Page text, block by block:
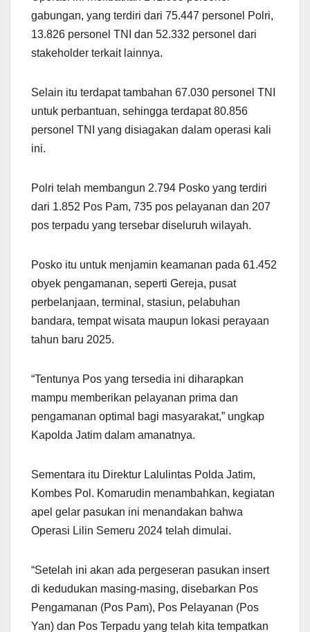
gabungan, yang terdiri dari 75.447 personel Polri,
13.826 personel TNI dan 52.332 personel dari
stakeholder terkait lainnya.
Selain itu terdapat tambahan 67.030 personel TNI
untuk perbantuan, sehingga terdapat 80.856
personel TNI yang disiagakan dalam operasi kali
ini.
Polri telah membangun 2.794 Posko yang terdiri
dari 1.852 Pos Pam, 735 pos pelayanan dan 207
pos terpadu yang tersebar diseluruh wilayah.
Posko itu untuk menjamin keamanan pada 61.452
obyek pengamanan, seperti Gereja, pusat
perbelanjaan, terminal, stasiun, pelabuhan
bandara, tempat wisata maupun lokasi perayaan
tahun baru 2025.
“Tentunya Pos yang tersedia ini diharapkan
mampu memberikan pelayanan prima dan
pengamanan optimal bagi masyarakat,” ungkap
Kapolda Jatim dalam amanatnya.
Sementara itu Direktur Lalulintas Polda Jatim,
Kombes Pol. Komarudin menambahkan, kegiatan
apel gelar pasukan ini menandakan bahwa
Operasi Lilin Semeru 2024 telah dimulai.
“Setelah ini akan ada pergeseran pasukan insert
di kedudukan masing-masing, disebarkan Pos
Pengamanan (Pos Pam), Pos Pelayanan (Pos
Yan) dan Pos Terpadu yang telah kita tempatkan